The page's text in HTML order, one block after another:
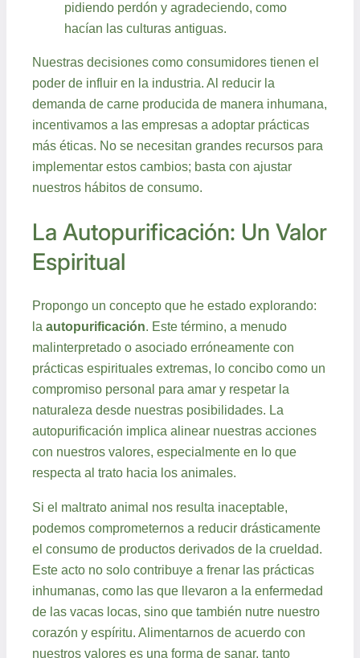
pidiendo perdón y agradeciendo, como
hacían las culturas antiguas.
Nuestras decisiones como consumidores tienen el
poder de influir en la industria. Al reducir la
demanda de carne producida de manera inhumana,
incentivamos a las empresas a adoptar prácticas
más éticas. No se necesitan grandes recursos para
implementar estos cambios; basta con ajustar
nuestros hábitos de consumo.
La Autopurificación: Un Valor
Espiritual
Propongo un concepto que he estado explorando:
la autopurificación. Este término, a menudo
malinterpretado o asociado erróneamente con
prácticas espirituales extremas, lo concibo como un
compromiso personal para amar y respetar la
naturaleza desde nuestras posibilidades. La
autopurificación implica alinear nuestras acciones
con nuestros valores, especialmente en lo que
respecta al trato hacia los animales.
Si el maltrato animal nos resulta inaceptable,
podemos comprometernos a reducir drásticamente
el consumo de productos derivados de la crueldad.
Este acto no solo contribuye a frenar las prácticas
inhumanas, como las que llevaron a la enfermedad
de las vacas locas, sino que también nutre nuestro
corazón y espíritu. Alimentarnos de acuerdo con
nuestros valores es una forma de sanar, tanto